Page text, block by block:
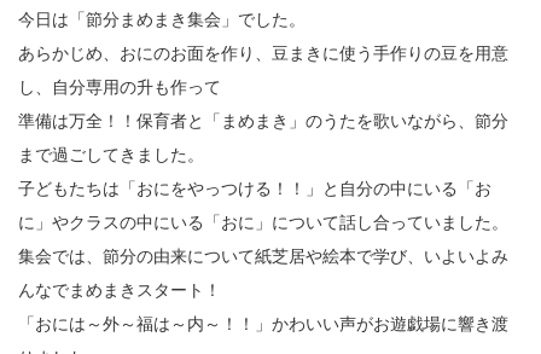
今日は「節分まめまき集会」でした。
あらかじめ、おにのお面を作り、豆まきに使う手作りの豆を用意
し、自分専用の升も作って
準備は万全！！保育者と「まめまき」のうたを歌いながら、節分
まで過ごしてきました。
子どもたちは「おにをやっつける！！」と自分の中にいる「お
に」やクラスの中にいる「おに」について話し合っていました。
集会では、節分の由来について紙芝居や絵本で学び、いよいよみ
んなでまめまきスタート！
「おには～外～福は～内～！！」かわいい声がお遊戯場に響き渡